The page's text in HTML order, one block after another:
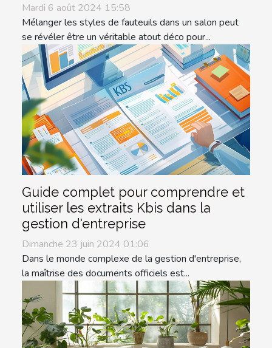
Mardi 6 août 2024 15:58
Mélanger les styles de fauteuils dans un salon peut
se révéler être un véritable atout déco pour...
Guide complet pour comprendre et
utiliser les extraits Kbis dans la
gestion d'entreprise
Dimanche 23 juin 2024 01:06
Dans le monde complexe de la gestion d'entreprise,
la maîtrise des documents officiels est...